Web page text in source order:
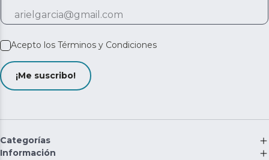
Acepto los Términos y Condiciones
¡Me suscribo!
Categorías
Información